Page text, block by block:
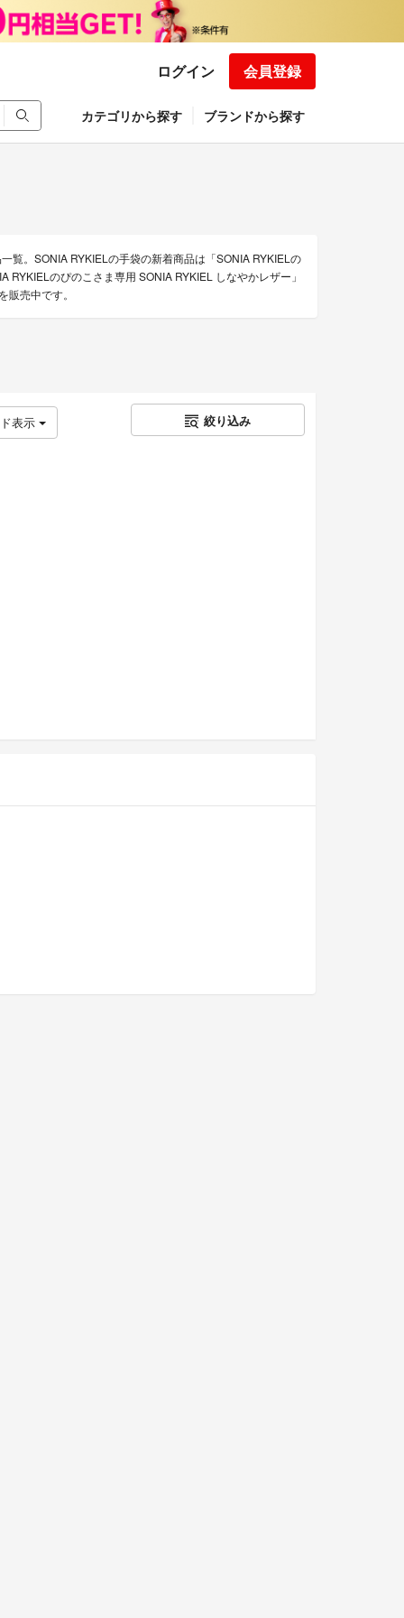
ログイン 会員登録
カテゴリから探す ブランドから探す
覧。SONIA RYKIELの手袋の新着商品は「SONIA RYKIELの
のぴのこさま専用 SONIA RYKIEL しなやかレザー」
売中です。
表示 絞り込み